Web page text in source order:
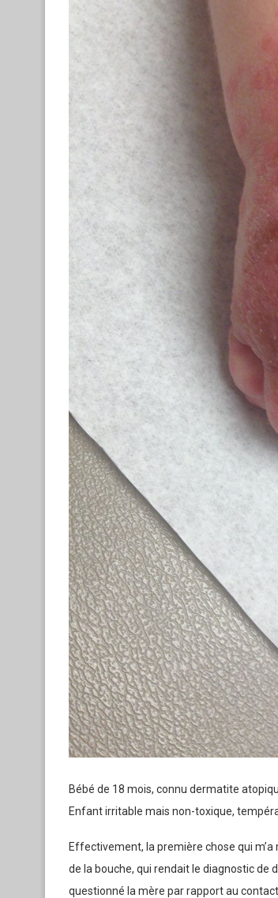
Bébé de 18 mois, connu dermatite
Enfant irritable mais non-toxique,
Effectivement, la première chose qui
de la bouche, qui rendait le diagnostic de
questionné la mère par rapport au co